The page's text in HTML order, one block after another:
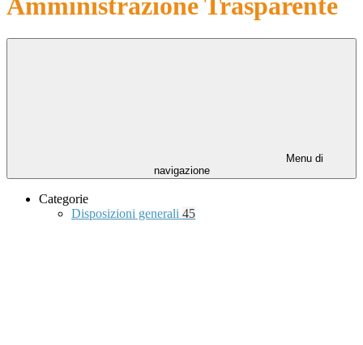
Menu di
navigazione
Categorie
Disposizioni generali 45